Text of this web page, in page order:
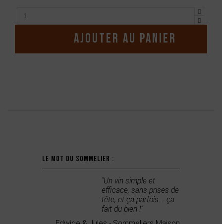
Ajouter au panier
Le mot du sommelier :
"Un vin simple et
efficace, sans prises de
tête, et ça parfois... ça
fait du bien !"